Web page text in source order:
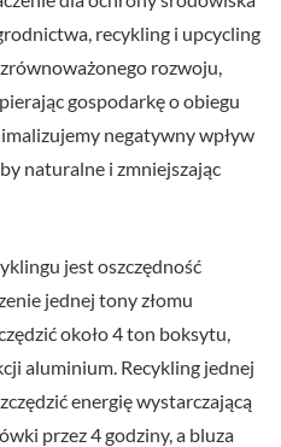
recykling i upcycling
rozwoju,
gospodarkę o obiegu
negatywny wpływ
naturalne i zmniejszając
jest oszczędność
jednej tony złomu
około 4 ton boksytu,
aluminium. Recykling jednej
energię wystarczającą
przez 4 godziny, a bluza